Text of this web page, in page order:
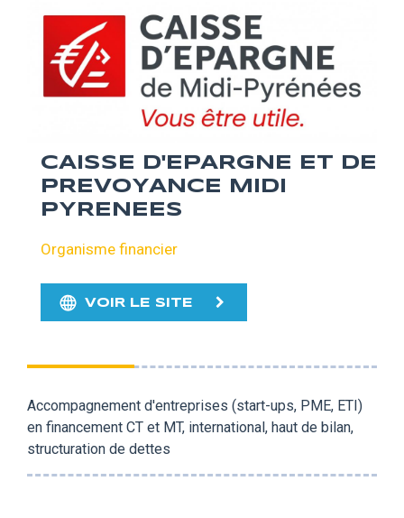
CAISSE D'EPARGNE ET DE
PREVOYANCE MIDI
PYRENEES
Organisme financier
VOIR LE SITE
Accompagnement d'entreprises (start-ups, PME, ETI)
en financement CT et MT, international, haut de bilan,
structuration de dettes